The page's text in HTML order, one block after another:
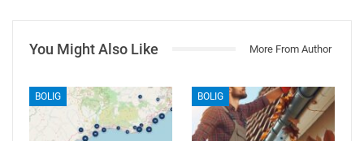
You Might Also Like More From Author
BOLIG BOLIG